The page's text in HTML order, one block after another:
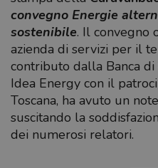
convegno Energie
sostenibile. Il convegno
azienda di servizi per il
contributo dalla Banca di
Idea Energy con il
Toscana, ha avuto un
suscitando la
dei numerosi relatori.